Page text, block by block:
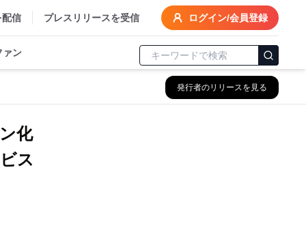
配信 プレスリリースを受信 ログイン/会員登録
ァン
発行者のリリースを見る
化
ス